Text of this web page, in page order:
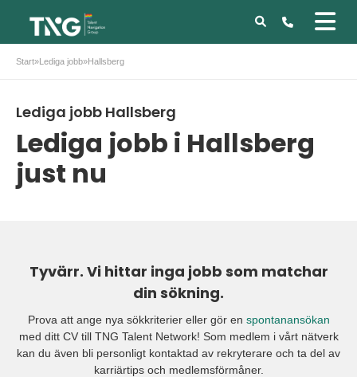
Start»Lediga jobb»Hallsberg
Lediga jobb Hallsberg
Lediga jobb i Hallsberg
just nu
Tyvärr. Vi hittar inga jobb som matchar
din sökning.
Prova att ange nya sökkriterier eller gör en spontanansökan
med ditt CV till TNG Talent Network! Som medlem i vårt nätverk
kan du även bli personligt kontaktad av rekryterare och ta del av
karriärtips och medlemsförmåner.